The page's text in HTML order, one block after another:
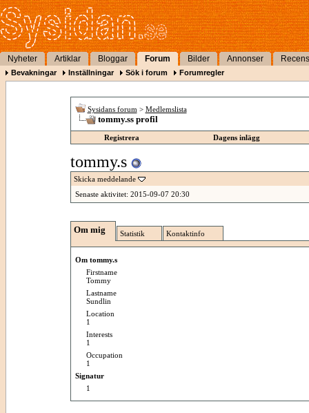
Nyheter Artiklar Bloggar Forum Bilder Annonser
Bevakningar Inställningar Sök i forum Forumregler
Sysidans forum > Medlemslista
tommy.ss profil
Registrera Dagens inlägg
tommy.s
Skicka meddelande
Senaste aktivitet: 2015-09-07 20:30
Om mig Statistik Kontaktinfo
Om tommy.s
Firstname
Tommy
Lastname
Sundlin
Location
1
Interests
1
Occupation
1
Signatur
1